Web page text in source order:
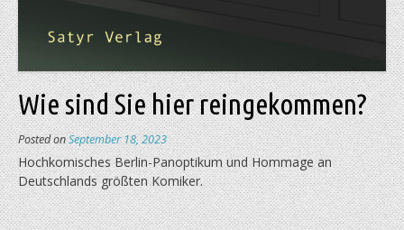
Wie sind Sie hier reingekommen?
Posted onSeptember 18, 2023
Hochkomisches Berlin-Panoptikum und Hommage an
Deutschlands größten Komiker.